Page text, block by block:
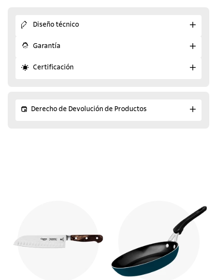
Diseño técnico
Garantía
Certificación
Derecho de Devolución de Productos